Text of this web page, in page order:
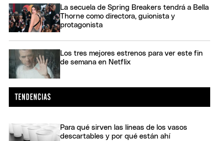
La secuela de Spring Breakers tendrá a Bella
Thorne como directora, guionista y
protagonista
Los tres mejores estrenos para ver este fin
de semana en Netflix
Para qué sirven las líneas de los vasos
descartables y por qué están ahí